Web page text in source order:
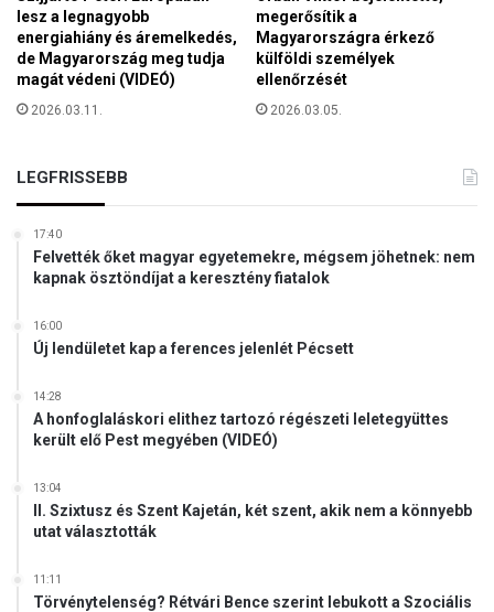
e
ó
v
a
l
t
e
p
z
t
á
é
ő
m
lesz a legnagyobb
energiahiány és áremelkedés,
de Magyarország meg tudja
magát védeni (VIDEÓ)
2026.03.11.
megerősítik a
Magyarországra érkező
külföldi személyek
ellenőrzését
2026.03.05.
LEGFRISSEBB
17:40
Felvették őket magyar egyetemekre, mégsem jöhetnek: nem
kapnak ösztöndíjat a keresztény fiatalok
16:00
Új lendületet kap a ferences jelenlét Pécsett
14:28
A honfoglaláskori elithez tartozó régészeti leletegyüttes
került elő Pest megyében (VIDEÓ)
13:04
II. Szixtusz és Szent Kajetán, két szent, akik nem a könnyebb
utat választották
11:11
Törvénytelenség? Rétvári Bence szerint lebukott a Szociális